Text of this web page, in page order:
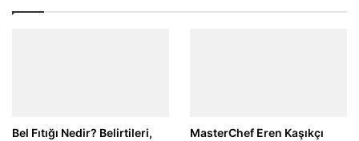
Bel Fıtığı Nedir? Belirtileri,
MasterChef Eren Kaşıkçı